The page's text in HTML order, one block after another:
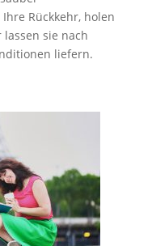
Rückkehr, holen
lassen sie nach
liefern.